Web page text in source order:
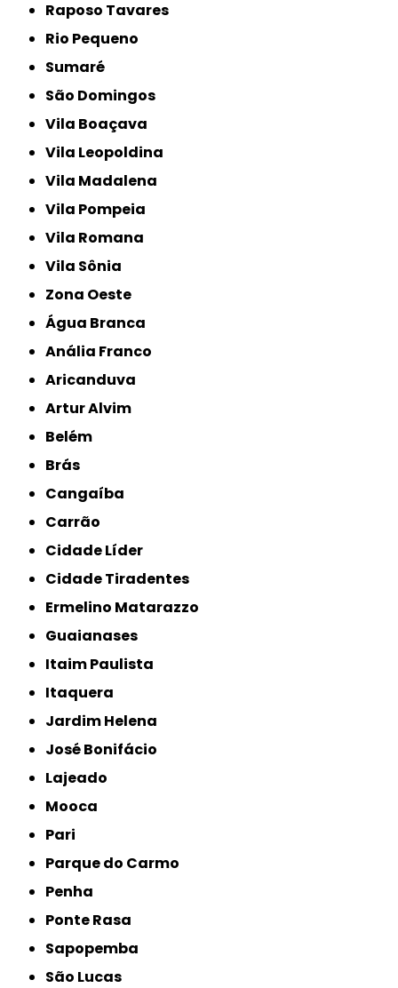
Raposo Tavares
Rio Pequeno
Sumaré
São Domingos
Vila Boaçava
Vila Leopoldina
Vila Madalena
Vila Pompeia
Vila Romana
Vila Sônia
Zona Oeste
Água Branca
Anália Franco
Aricanduva
Artur Alvim
Belém
Brás
Cangaíba
Carrão
Cidade Líder
Cidade Tiradentes
Ermelino Matarazzo
Guaianases
Itaim Paulista
Itaquera
Jardim Helena
José Bonifácio
Lajeado
Mooca
Pari
Parque do Carmo
Penha
Ponte Rasa
Sapopemba
São Lucas